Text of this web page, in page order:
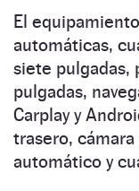
El
automáticas,
siete pulgadas,
pulgadas,
Carplay y
trasero,
automático y